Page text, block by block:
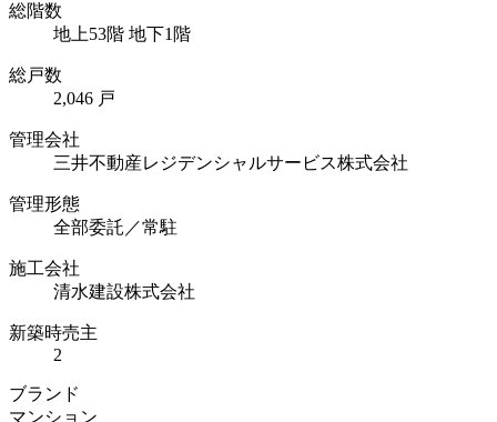
総階数
地上53階 地下1階
総戸数
2,046 戸
管理会社
三井不動産レジデンシャルサービス株式会社
管理形態
全部委託／常駐
施工会社
清水建設株式会社
新築時売主
2
ブランド
マンション